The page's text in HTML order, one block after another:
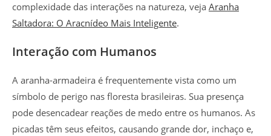
complexidade das interações na natureza, veja Aranha
Saltadora: O Aracnídeo Mais Inteligente.
Interação com Humanos
A aranha-armadeira é frequentemente vista como um
símbolo de perigo nas floresta brasileiras. Sua presença
pode desencadear reações de medo entre os humanos. As
picadas têm seus efeitos, causando grande dor, inchaço e,